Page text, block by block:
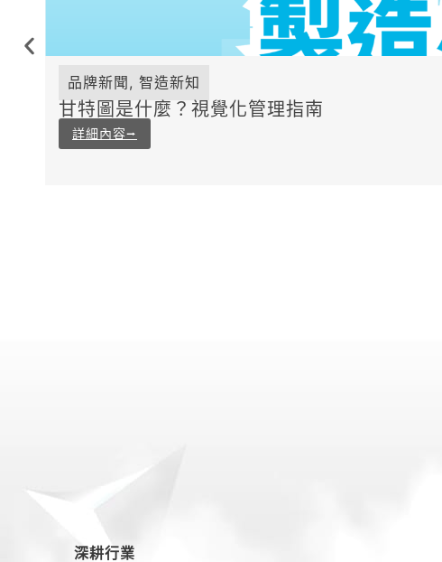
品牌新聞, 智造新知
甘特圖是什麼？視覺化管理指南
詳細內容⭢
深耕行業